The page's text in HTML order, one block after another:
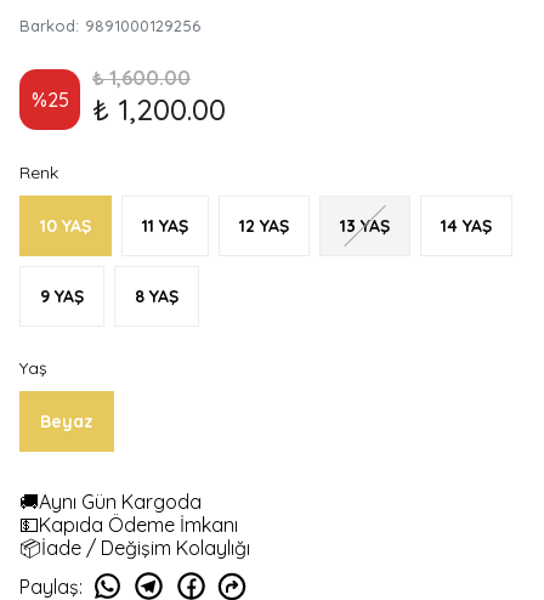
Barkod: 9891000129256
%25
₺ 1,600.00
₺ 1,200.00
Renk
10 YAŞ 11 YAŞ 12 YAŞ 13 YAŞ 14 YAŞ
9 YAŞ 8 YAŞ
Yaş
Beyaz
🚚Aynı Gün Kargoda
💵Kapıda Ödeme İmkanı
📦İade / Değişim Kolaylığı
Paylaş: